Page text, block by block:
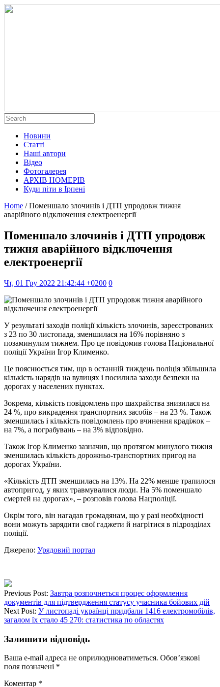
Новини
Статті
Наші автори
Відео
Фотогалерея
АРХІВ НОМЕРІВ
Куди піти в Ірпені
Home / Поменшало злочинів і ДТП упродовж тижня
аварійного відключення електроенергії
Поменшало злочинів і ДТП упродовж
тижня аварійного відключення
електроенергії
Чт, 01 Гру 2022 21:42:44 +0200 0
У результаті заходів поліції кількість злочинів, зареєстрованих
з 23 по 30 листопада, зменшилася на 16% порівняно з
позаминулим тижнем. Про це повідомив голова Національної
поліції України Ігор Клименко.
Це пояснюється тим, що в останній тиждень поліція збільшила
кількість нарядів на вулицях і посилила заходи безпеки на
дорогах у населених пунктах.
Зокрема, кількість повідомлень про шахрайства знизилася на
24 %, про викрадення транспортних засобів – на 23 %. Також
зменшилась і кількість повідомлень про вчинення крадіжок –
на 7%, а пограбувань – на 3% відповідно.
Також Ігор Клименко зазначив, що протягом минулого тижня
зменшилась кількість дорожньо-транспортних пригод на
дорогах України.
«Кількість ДТП зменшилась на 13%. На 22% менше трапилося
автопригод, у яких травмувалися люди. На 5% поменшало
смертей на дорогах», – розповів голова Нацполіції.
Окрім того, він нагадав громадянам, що у разі необхідності
вони можуть зарядити свої гаджети й нагрітися в підрозділах
поліції.
Джерело: Урядовий портал
Previous Post: Завтра розпочнеться процес оформлення
документів для підтвердження статусу учасника бойових дій
Next Post: У листопаді українці придбали 1416 електромобілів,
загалом їх стало 45 270: статистика по областях
Залишити відповідь
Ваша e-mail адреса не оприлюднюватиметься. Обов’язкові
поля позначені *
Коментар *